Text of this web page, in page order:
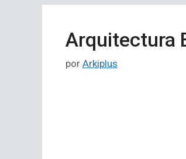
Arquitectura
por Arkiplus